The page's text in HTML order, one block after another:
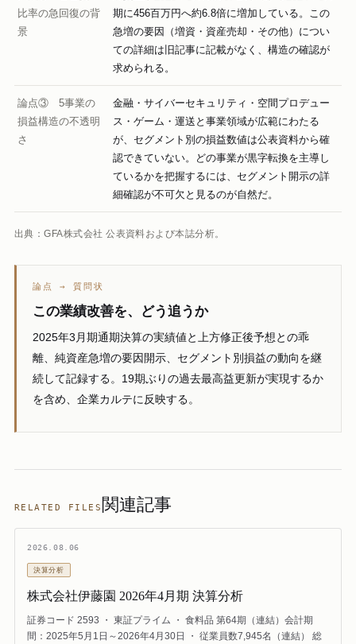
比率の急回復の背
景
期に456百万円へ約6.8倍に増加している。この
急増の要因（増資・資産売却・その他）につい
ての詳細は旧記事に記載がなく、構造の確認が
求められる。
論点③ 5事業の
損益構造の不透明
さ
金融・サイバーセキュリティ・空間プロデュー
ス・ゲーム・運送と事業領域が広範にわたる
が、セグメント別の損益数値は公表資料から確
認できていない。どの事業が黒字転換を主導し
ているかを把握するには、セグメント開示の詳
細確認が不可欠と見るのが自然だ。
出典：GFA株式会社 公表資料および本誌分析。
論点 → 質問状
この業績改善を、どう追うか
2025年3月期通期決算の実績値と上方修正後予想との乖
離、純資産急増の要因開示、セグメント別損益の動向を継
続して記録する。19期ぶりの過去最高益更新が実現するか
を含め、企業カルテに反映する。
RELATED FILES 関連記事
2026.08.06
決算分析
株式会社伊藤園 2026年4月期 決算分析
証券コード 2593 ・ 東証プライム ・ 食料品 第64期（連結）会計期
間：2025年5月1日～2026年4月30日 ・ 従業員数7,945名（連結） 総